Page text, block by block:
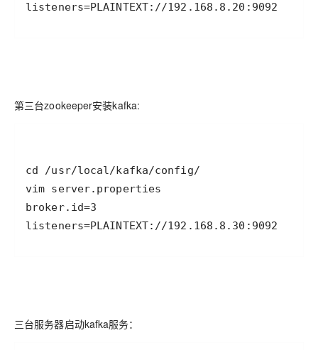
listeners=PLAINTEXT://192.168.8.20:9092
第三台zookeeper安装kafka:
listeners=PLAINTEXT://192.168.8.30:9092
三台服务器启动kafka服务：